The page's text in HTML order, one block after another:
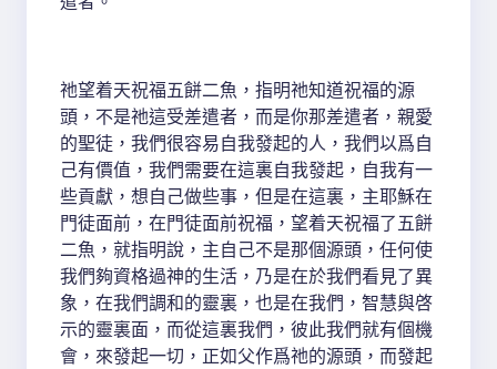
祂望着天祝福五餅二魚，指明祂知道祝福的源
頭，不是祂這受差遣者，而是你那差遣者，親愛
的聖徒，我們很容易自我發起的人，我們以爲自
己有價值，我們需要在這裏自我發起，自我有一
些貢獻，想自己做些事，但是在這裏，主耶穌在
門徒面前，在門徒面前祝福，望着天祝福了五餅
二魚，就指明說，主自己不是那個源頭，任何使
我們夠資格過神的生活，乃是在於我們看見了異
象，在我們調和的靈裏，也是在我們，智慧與啓
示的靈裏面，而從這裏我們，彼此我們就有個機
會，來發起一切，正如父作爲祂的源頭，而發起